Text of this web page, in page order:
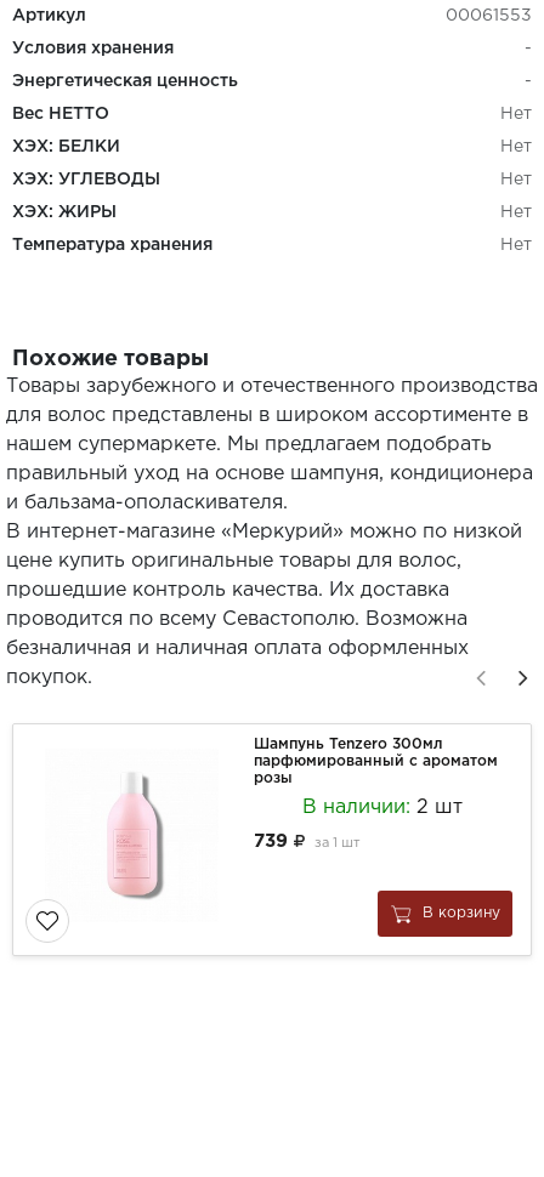
Артикул 00061553
Условия хранения -
Энергетическая ценность -
Вес НЕТТО Нет
ХЭХ: БЕЛКИ Нет
ХЭХ: УГЛЕВОДЫ Нет
ХЭХ: ЖИРЫ Нет
Температура хранения Нет
Похожие товары
Товары зарубежного и отечественного производства
для волос представлены в широком ассортименте в
нашем супермаркете. Мы предлагаем подобрать
правильный уход на основе шампуня, кондиционера
и бальзама-ополаскивателя.
В интернет-магазине «Меркурий» можно по низкой
цене купить оригинальные товары для волос,
прошедшие контроль качества. Их доставка
проводится по всему Севастополю. Возможна
безналичная и наличная оплата оформленных
покупок.
Шампунь Tenzero 300мл
парфюмированный с ароматом
розы
В наличии:2 шт
739 за 1 шт
В корзину